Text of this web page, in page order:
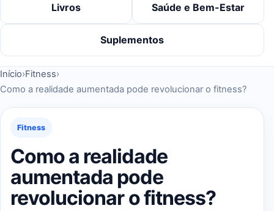
Livros Saúde e Bem-Estar
Suplementos
Início›Fitness›
Como a realidade aumentada pode revolucionar o fitness?
Fitness
Como a realidade
aumentada pode
revolucionar o fitness?